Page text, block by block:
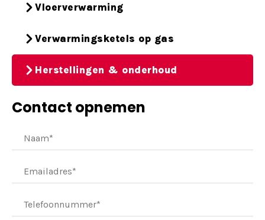
Vloerverwarming
Verwarmingsketels op gas
Herstellingen & onderhoud
Contact opnemen